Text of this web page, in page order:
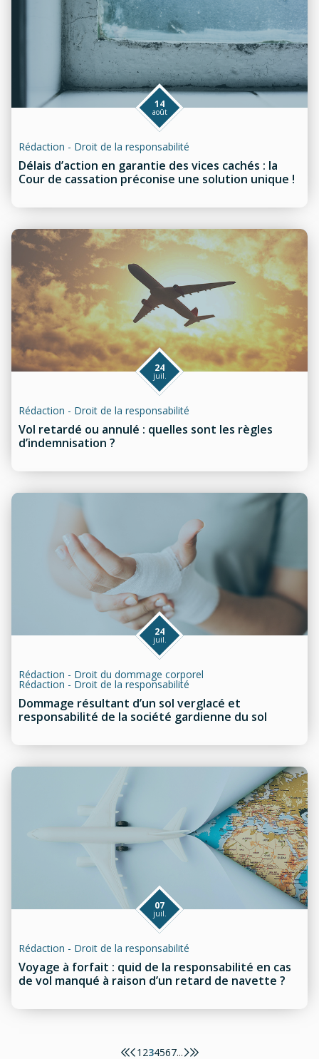
Délais d’action en garantie des vices cachés : la
Cour de cassation préconise une solution unique !
14
août
Rédaction - Droit de la responsabilité
Vol retardé ou annulé : quelles sont les règles
d’indemnisation ?
24
juil.
Rédaction - Droit de la responsabilité
Dommage résultant d’un sol verglacé et
responsabilité de la société gardienne du sol
24
juil.
Rédaction - Droit du dommage corporel
Rédaction - Droit de la responsabilité
Voyage à forfait : quid de la responsabilité en cas
de vol manqué à raison d’un retard de navette ?
07
juil.
Rédaction - Droit de la responsabilité
1 234567...